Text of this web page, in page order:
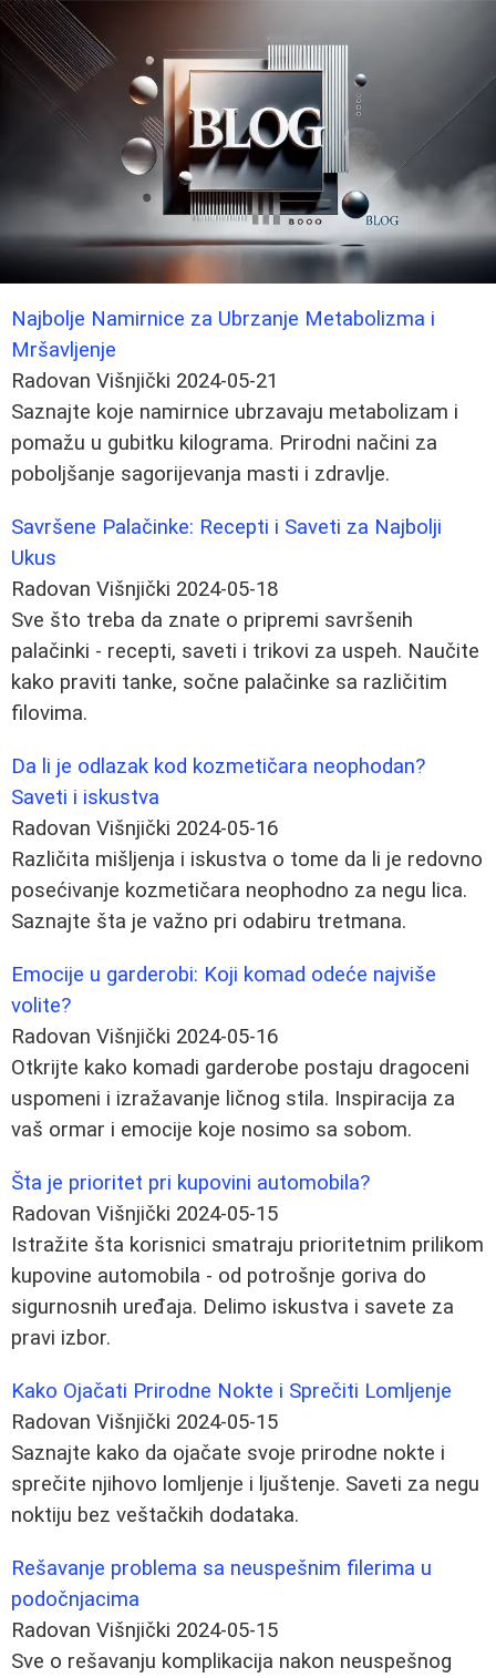
Najbolje Namirnice za Ubrzanje Metabolizma i
Mršavljenje
Radovan Višnjički 2024-05-21
Saznajte koje namirnice ubrzavaju metabolizam i
pomažu u gubitku kilograma. Prirodni načini za
poboljšanje sagorijevanja masti i zdravlje.
Savršene Palačinke: Recepti i Saveti za Najbolji
Ukus
Radovan Višnjički 2024-05-18
Sve što treba da znate o pripremi savršenih
palačinki - recepti, saveti i trikovi za uspeh. Naučite
kako praviti tanke, sočne palačinke sa različitim
filovima.
Da li je odlazak kod kozmetičara neophodan?
Saveti i iskustva
Radovan Višnjički 2024-05-16
Različita mišljenja i iskustva o tome da li je redovno
posećivanje kozmetičara neophodno za negu lica.
Saznajte šta je važno pri odabiru tretmana.
Emocije u garderobi: Koji komad odeće najviše
volite?
Radovan Višnjički 2024-05-16
Otkrijte kako komadi garderobe postaju dragoceni
uspomeni i izražavanje ličnog stila. Inspiracija za
vaš ormar i emocije koje nosimo sa sobom.
Šta je prioritet pri kupovini automobila?
Radovan Višnjički 2024-05-15
Istražite šta korisnici smatraju prioritetnim prilikom
kupovine automobila - od potrošnje goriva do
sigurnosnih uređaja. Delimo iskustva i savete za
pravi izbor.
Kako Ojačati Prirodne Nokte i Sprečiti Lomljenje
Radovan Višnjički 2024-05-15
Saznajte kako da ojačate svoje prirodne nokte i
sprečite njihovo lomljenje i ljuštenje. Saveti za negu
noktiju bez veštačkih dodataka.
Rešavanje problema sa neuspešnim filerima u
podočnjacima
Radovan Višnjički 2024-05-15
Sve o rešavanju komplikacija nakon neuspešnog